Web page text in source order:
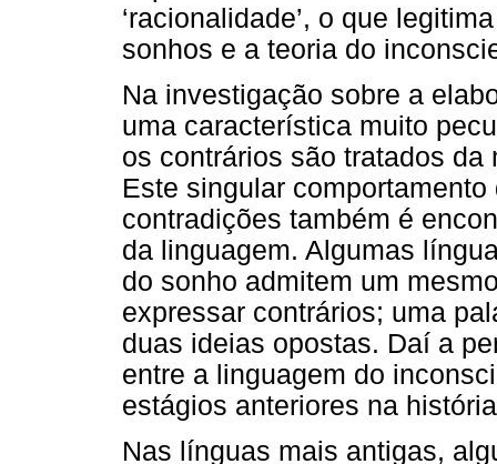
‘racionalidade’, o que
sonhos e a teoria do
Na investigação sobre a
uma característica muito
os contrários são tratados
Este singular
contradições também é
da linguagem. Algumas
do sonho admitem um
expressar contrários; uma
duas ideias opostas. Daí a
entre a linguagem do
estágios anteriores na
Nas línguas mais antigas,